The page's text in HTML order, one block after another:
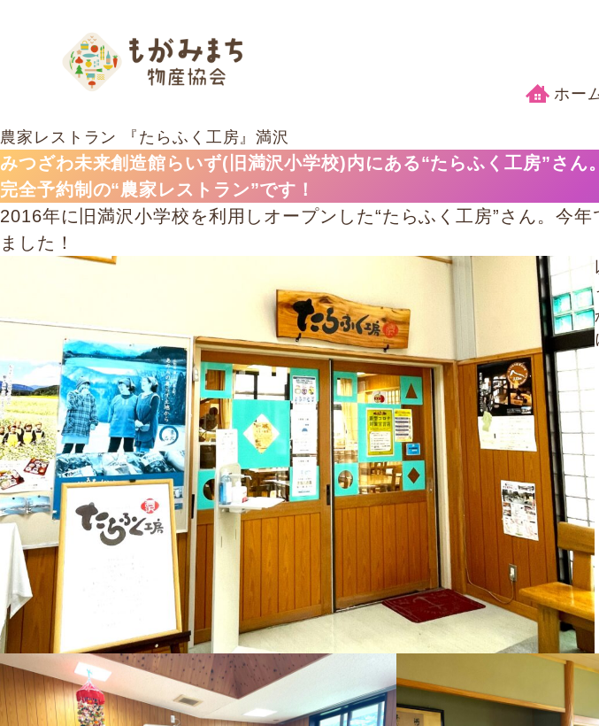
ホー
農家レストラン 『たらふく工房』満沢
みつざわ未来創造館らいず(旧満沢小学校)内にある“たらふく工房”さ
完全予約制の“農家レストラン”です！
2016年に旧満沢小学校を利用しオープンした“たらふく工房”さん。今
ました！